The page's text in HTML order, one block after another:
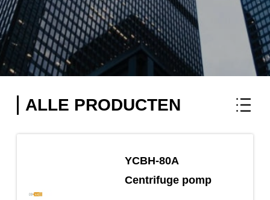
ALLE PRODUCTEN
YCBH-80A
Centrifuge pomp